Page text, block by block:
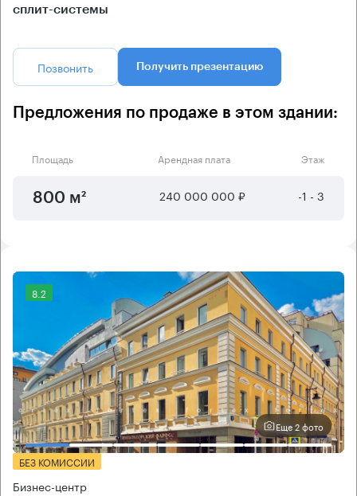
сплит-системы
Позвонить Получить презентацию
Предложения по продаже в этом здании:
Площадь Арендная плата Этаж
800 м² 240 000 000 ₽ -1 - 3
8.2
Еще 2 фото
БЕЗ КОМИССИИ
Бизнес-центр